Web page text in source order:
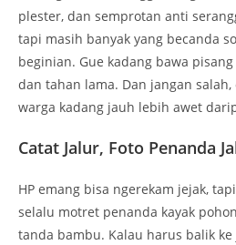
plester, dan semprotan anti
tapi masih banyak yang becanda
beginian. Gue kadang bawa
dan tahan lama. Dan jangan
warga kadang jauh lebih awet
Catat Jalur, Foto Penanda
HP emang bisa ngerekam jejak,
selalu motret penanda kayak
tanda bambu. Kalau harus balik